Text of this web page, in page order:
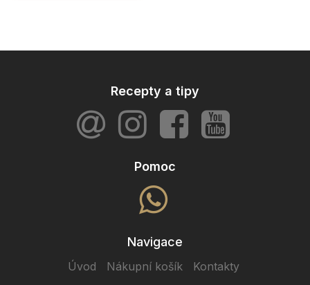
Recepty a tipy
Pomoc
Navigace
Úvod Nákupní košík Kontakty